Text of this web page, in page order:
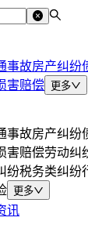
事故房产纠纷
害赔偿 更多
事故房产纠纷
害赔偿劳动纠
纷税务类纠纷
更多
讯